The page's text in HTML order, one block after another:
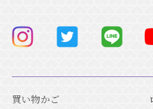
買い物かご